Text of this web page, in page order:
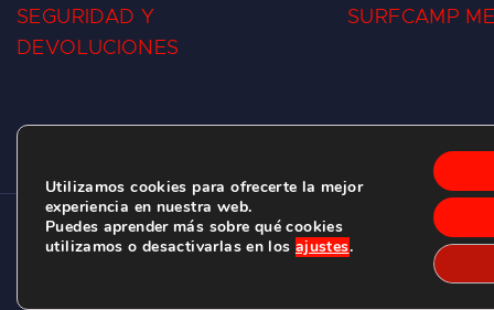
SEGURIDAD Y
DEVOLUCIONES
SURFCAMP
CLUB DE SURF LAS DUNAS ©2026.
C/ BERNARDO ÁLVAREZ GALAN 1, SALINAS (ASTURIAS)
Utilizamos cookies para ofrecerte la mejor
experiencia en nuestra web.
Puedes aprender más sobre qué cookies
utilizamos o desactivarlas en los ajustes.